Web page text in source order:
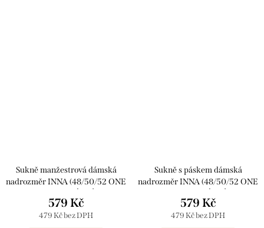
Sukně manžestrová dámská
nadrozměr INNA (48/50/52 ONE
IM4251143/DUR
479 Kč bez DPH
579 Kč
Sukně s páskem dámská
nadrozměr INNA (48/50/52 ONE
IM4251142/DUR
479 Kč bez DPH
579 Kč